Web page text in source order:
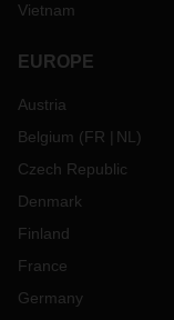
Vietnam
EUROPE
Austria
Belgium (FR NL )
Czech Republic
Denmark
Finland
France
Germany